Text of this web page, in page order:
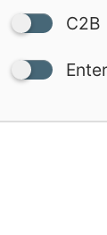
C2B